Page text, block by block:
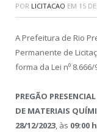
POR LICITACAO EM 15
A Prefeitura de Rio
Permanente de
forma da Lei n⁰
PREGÃO
DE MATERIAIS
28/12/2023, às 09:00